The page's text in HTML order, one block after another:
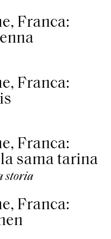
Franca:
Franca:
Franca:
sama tarina
storia
Franca: